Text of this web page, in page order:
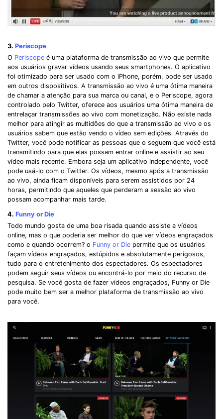
3. Periscope
O Periscope é uma plataforma de transmissão ao vivo que permite
aos usuários gravar vídeos usando seus smartphones. O aplicativo
foi otimizado para ser usado com o iPhone, porém, pode ser usado
em outros dispositivos. A transmissão ao vivo é uma ótima maneira
de chamar a atenção para sua marca ou canal, e o Periscope, agora
controlado pelo Twitter, oferece aos usuários uma ótima maneira de
entrelaçar transmissões ao vivo com monetização. Não existe nada
melhor para atingir as multidões do que a transmissão ao vivo e os
usuários sabem que estão vendo o vídeo sem edições. Através do
Twitter, você pode notificar as pessoas que o seguem que você está
transmitindo para que elas possam entrar online e assistir ao seu
vídeo mais recente. Embora seja um aplicativo independente, você
pode usá-lo com o Twitter. Os vídeos, mesmo após a transmissão
ao vivo, ainda ficam disponíveis para serem assistidos por 24
horas, permitindo que aqueles que perderam a sessão ao vivo
possam acompanhar mais tarde.
4. Funny or Die
Todo mundo gosta de uma boa risada quando assiste a vídeos
online, mas o que poderia ser melhor do que ver vídeos engraçados
como e quando ocorrem? o Funny or Die permite que os usuários
façam vídeos engraçados, estúpidos e absolutamente perigosos,
tudo para o entretenimento dos espectadores. Os espectadores
podem seguir seus vídeos ou encontrá-lo por meio do recurso de
pesquisa. Se você gosta de fazer vídeos engraçados, Funny or Die
pode muito bem ser a melhor plataforma de transmissão ao vivo
para você.
Record Like a Pro, Edit
With AI Ease.
Record. Edit. Share. All with Filmora!
Got It Try It Now